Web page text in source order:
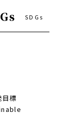
SDGs
目標